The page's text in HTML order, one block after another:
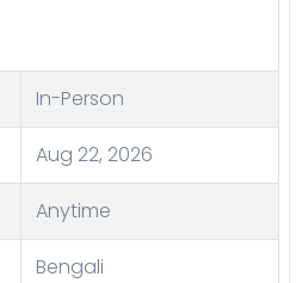
In-Person
Aug 22, 2026
Anytime
Bengali